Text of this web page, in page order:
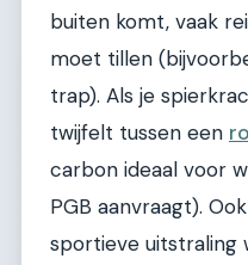
buiten komt, vaak
moet tillen
trap). Als je
twijfelt tussen een
carbon ideaal voor
PGB aanvraagt).
sportieve uitstraling